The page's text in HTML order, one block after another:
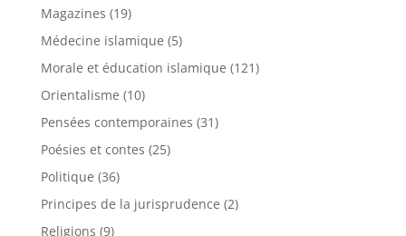
Magazines (19)
Médecine islamique (5)
Morale et éducation islamique (121)
Orientalisme (10)
Pensées contemporaines (31)
Poésies et contes (25)
Politique (36)
Principes de la jurisprudence (2)
Religions (9)